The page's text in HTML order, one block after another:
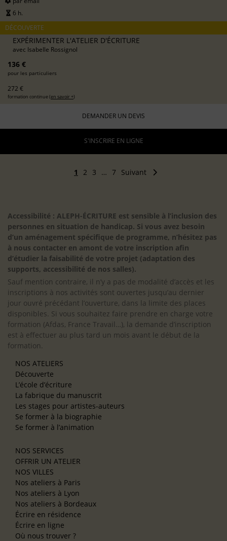
6 h.
DÉCOUVERTE
EXPÉRIMENTER L'ATELIER D'ÉCRITURE
avec Isabelle Rossignol
136 €
pour les particuliers
272 €
formation continue (en savoir +)
DEMANDER UN DEVIS
S'INSCRIRE EN LIGNE
1 2 3 … 7 Suivant
Accessibilité : ALEPH-ÉCRITURE est sensible à l’inclusion des
personnes en situation de handicap. Si vous avez besoin
d’un aménagement spécifique de programme, n’hésitez pas
à nous contacter en amont de votre inscription afin
d’étudier la faisabilité de votre projet (adaptation des
supports, accessibilité de nos salles).
Sauf mention contraire, il n’y a pas de modalité d’accès et les
inscriptions à nos activités sont ouvertes jusqu’au dernier
jour ouvré précédant l’ouverture, dans la limite des places
disponibles. Si vous souhaitez faire prendre en charge votre
formation (Afdas, France Travail…), la demande d’inscription
est à effectuer au plus tard un mois avant le début de la
formation.
NOS ATELIERS
Découverte
L’école d’écriture
La fabrique du manuscrit
Les stages pour artistes-auteurs
Se former à la biographie
Se former à l’animation
NOS SERVICES
OFFRIR UN ATELIER
NOS VILLES
Nos ateliers à Paris
Nos ateliers à Lyon
Nos ateliers à Bordeaux
Écrire en résidence
Écrire en ligne
Où nous trouver ?